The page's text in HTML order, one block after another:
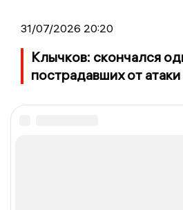
31/07/2026 20:20
Клычков: скончался
пострадавших от